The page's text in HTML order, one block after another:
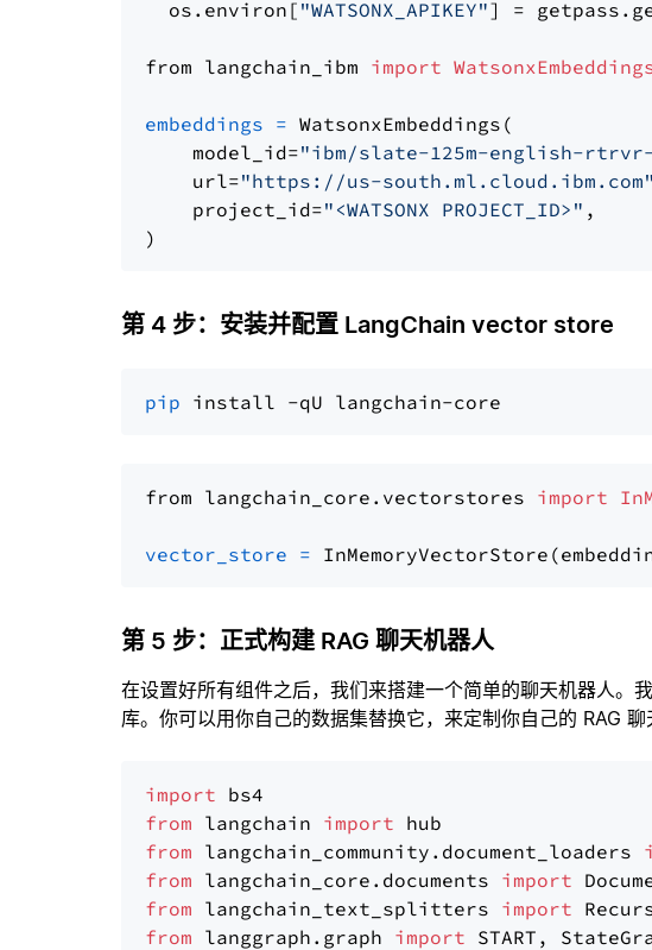
  os.environ[
"WATSONX_APIKEY"] =
from langchain_ibm import
embeddings = WatsonxEmbeddings(
    model_id=
"ibm/slate-125m-english-
    url=
"https://us-south.ml.cloud.ibm.com"
    project_id=
"<WATSONX PROJECT_ID>" ,
第 4 步：安装并配置 LangChain vector store
pip
from langchain_core.vectorstores import
vector_store =
第 5 步：正式构建 RAG 聊天机器人
在设置好所有组件之后，我们来搭建一个简单的聊天机器人。
库。你可以用你自己的数据集替换它，来定制你自己的 RAG 聊
import
from langchain import
from langchain_community.document_loaders
from langchain_core.documents import
from langchain_text_splitters import
from langgraph.graph import